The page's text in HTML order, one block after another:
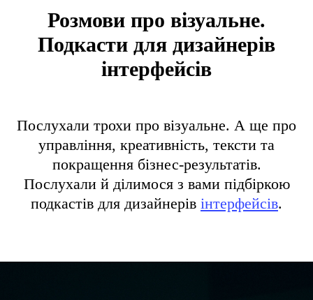
Розмови про візуальне.
Подкасти для дизайнерів
інтерфейсів
Послухали трохи про візуальне. А ще про
управління, креативність, тексти та
покращення бізнес-результатів.
Послухали й ділимося з вами підбіркою
подкастів для дизайнерів інтерфейсів.